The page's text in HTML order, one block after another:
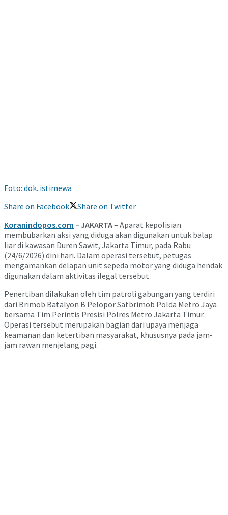
Foto: dok. istimewa
Share on Facebook
Share on Twitter
Koranindopos.com – JAKARTA– Aparat kepolisian
membubarkan aksi yang diduga akan digunakan untuk balap
liar di kawasan Duren Sawit, Jakarta Timur, pada Rabu
(24/6/2026) dini hari. Dalam operasi tersebut, petugas
mengamankan delapan unit sepeda motor yang diduga hendak
digunakan dalam aktivitas ilegal tersebut.
Penertiban dilakukan oleh tim patroli gabungan yang terdiri
dari Brimob Batalyon B Pelopor Satbrimob Polda Metro Jaya
bersama Tim Perintis Presisi Polres Metro Jakarta Timur.
Operasi tersebut merupakan bagian dari upaya menjaga
keamanan dan ketertiban masyarakat, khususnya pada jam-
jam rawan menjelang pagi.